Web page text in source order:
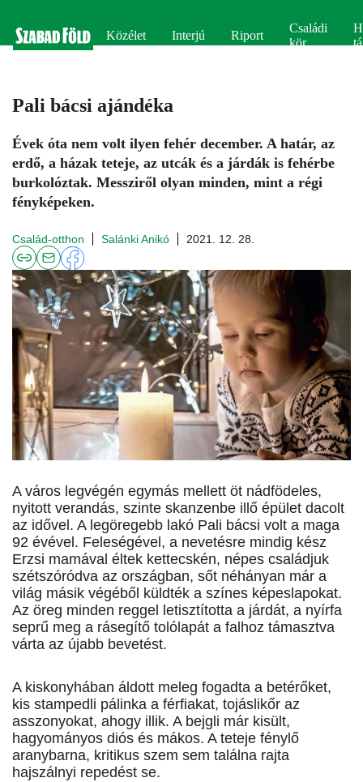
Közélet Interjú Riport
Családi
kör
Pali bácsi ajándéka
Évek óta nem volt ilyen fehér december. A határ, az
erdő, a házak teteje, az utcák és a járdák is fehérbe
burkolóztak. Messziről olyan minden, mint a régi
fényképeken.
Család-otthon Salánki Anikó 2021. 12. 28.
A város legvégén egymás mellett öt nádfödeles,
nyitott verandás, szinte skanzenbe illő épület dacolt
az idővel. A legöregebb lakó Pali bácsi volt a maga
92 évével. Feleségével, a nevetésre mindig kész
Erzsi mamával éltek kettecskén, népes családjuk
szétszóródva az országban, sőt néhányan már a
világ másik végéből küldték a színes képeslapokat.
Az öreg minden reggel letisztította a járdát, a nyírfa
seprű meg a rásegítő tolólapát a falhoz támasztva
várta az újabb bevetést.
A kiskonyhában áldott meleg fogadta a betérőket,
kis stampedli pálinka a férfiakat, tojáslikőr az
asszonyokat, ahogy illik. A bejgli már kisült,
hagyományos diós és mákos. A teteje fénylő
aranybarna, kritikus szem sem találna rajta
hajszálnyi repedést se.